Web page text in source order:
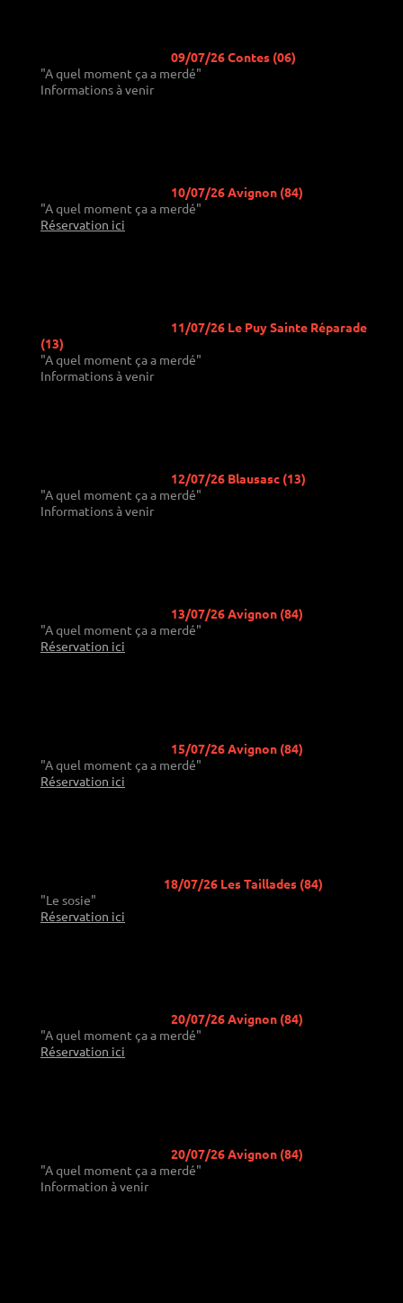
09/07/26 Contes (06)
"A quel moment ça a merdé"
Informations à venir
10/07/26 Avignon (84)
"A quel moment ça a merdé"
Réservation ici
11/07/26 Le Puy Sainte Réparade
(13)
"A quel moment ça a merdé"
Informations à venir
12/07/26 Blausasc (13)
"A quel moment ça a merdé"
Informations à venir
13/07/26 Avignon (84)
"A quel moment ça a merdé"
Réservation ici
15/07/26 Avignon (84)
"A quel moment ça a merdé"
Réservation ici
18/07/26 Les Taillades (84)
"Le sosie"
Réservation ici
20/07/26 Avignon (84)
"A quel moment ça a merdé"
Réservation ici
20/07/26 Avignon (84)
"A quel moment ça a merdé"
Information à venir